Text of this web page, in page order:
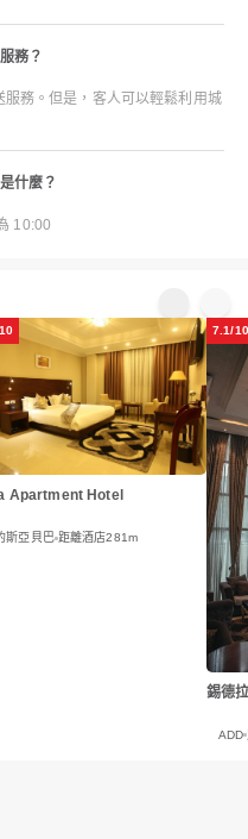
務？
務。但是，客人可以輕鬆利用城
什麼？
10:00
Apartment Hotel
斯亞貝巴 距離酒店281m
7.1/10
錫德
ADD